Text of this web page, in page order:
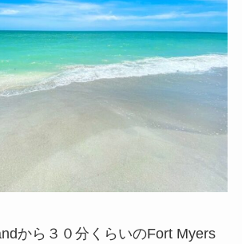
から３０分くらいのFort Myers